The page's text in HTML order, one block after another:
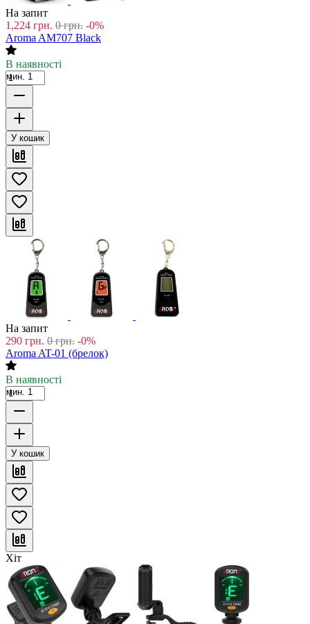
На запит
1,224 грн. 0 грн. -0%
Aroma AM707 Black
В наявності
мин. 1
У кошик
На запит
290 грн. 0 грн. -0%
Aroma AT-01 (брелок)
В наявності
мин. 1
У кошик
Хіт